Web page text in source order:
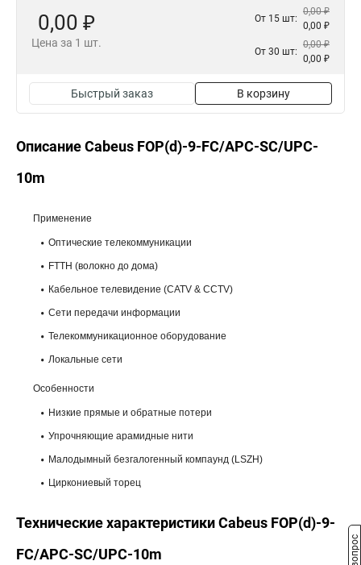
0,00 ₽
Цена за 1 шт.
От 15 шт:
0,00 ₽
0,00 ₽
От 30 шт:
0,00 ₽
0,00 ₽
Быстрый заказ В корзину
Описание Cabeus FOP(d)-9-FC/APC-SC/UPC-
10m
Применение
Оптические телекоммуникации
FTTH (волокно до дома)
Кабельное телевидение (CATV & CCTV)
Сети передачи информации
Телекоммуникационное оборудование
Локальные сети
Особенности
Низкие прямые и обратные потери
Упрочняющие арамидные нити
Малодымный безгалогенный компаунд (LSZH)
Циркониевый торец
Технические характеристики Cabeus FOP(d)-9-
FC/APC-SC/UPC-10m